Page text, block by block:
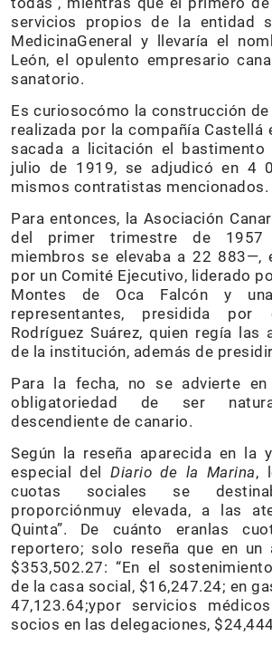
servicios propios de la entidad
MedicinaGeneral y llevaría el
León, el opulento empresario
sanatorio.
Es curiosocómo la construcción
realizada por la compañía Castellá
sacada a licitación el bastimento
julio de 1919, se adjudicó en 4
mismos contratistas mencionados.
Para entonces, la Asociación
del primer trimestre de
miembros se elevaba a 22 883—,
por un Comité Ejecutivo, liderado
Montes de Oca Falcón y
representantes, presidida
Rodríguez Suárez, quien regía las
de la institución, además de
Para la fecha, no se advierte
obligatoriedad de ser
descendiente de canario.
Según la reseña aparecida en la
especial del Diario de la Marina,
cuotas sociales se
proporciónmuy elevada, a las
Quinta”. De cuánto eranlas
reportero; solo reseña que en un
$353,502.27: “En el
de la casa social, $16,247.24; en
47,123.64;ypor servicios
socios en las delegaciones,